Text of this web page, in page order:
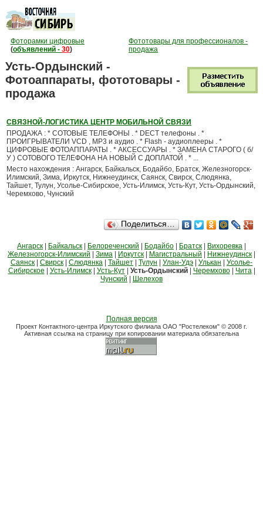
Фоторамки цифровые
(объявлений - 30)
Фототовары для профессионалов -
продажа
Усть-Ордынский -
Фотоаппараты, фототовары -
продажа
СВЯЗНОЙ-ЛОГИСТИКА ЦЕНТР МОБИЛЬНОЙ СВЯЗИ
ПРОДАЖА : * СОТОВЫЕ ТЕЛЕФОНЫ . * DECT телефоны . *
ПРОИГРЫВАТЕЛИ VCD , MP3 и аудио . * Flash - аудиоплееры . *
ЦИФРОВЫЕ ФОТОАППАРАТЫ . * АКСЕССУАРЫ . * ЗАМЕНА СТАРОГО ( б/
У ) СОТОВОГО ТЕЛЕФОНА НА НОВЫЙ С ДОПЛАТОЙ . * ...
Место нахождения : Ангарск, Байкальск, Бодайбо, Братск, Железногорск-
Илимский, Зима, Иркутск, Нижнеудинск, Саянск, Свирск, Слюдянка,
Тайшет, Тулун, Усолье-Сибирское, Усть-Илимск, Усть-Кут, Усть-Ордынский,
Черемхово, Чунский
Поделиться…
Ангарск Байкальск Белореченский Бодайбо Братск Вихоревка
Железногорск-Илимский
Зима Иркутск Магистральный Нижнеудинск
Саянск
Свирск Слюдянка Тайшет Тулун Улан-Удэ Улькан
Усолье-
Сибирское
Усть-Илимск| Усть-Кут| Усть-Ордынский| Черемхово| Чита|
Чунский
Шелехов
Полная версия
Проект Контактного-центра Иркутского филиала ОАО "Ростелеком" © 2008 г.
Активная ссылка на страницу при копировании материала обязательна